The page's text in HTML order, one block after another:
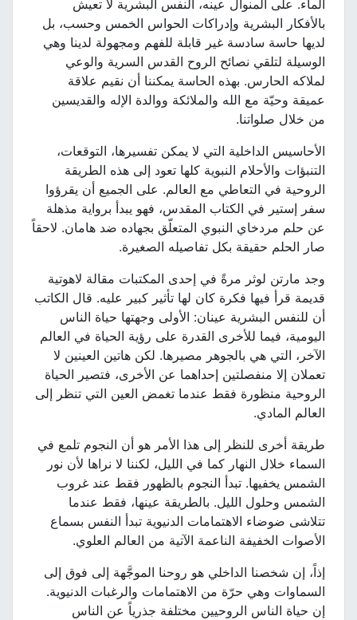
الماء. على المنوال عينه، النفس البشرية لا تعيش
بالأفكار البشرية وإدراكات الحواس الخمس وحسب، بل
لديها حاسة سادسة غير قابلة للفهم ومجهولة لدينا وهي
الوسيلة لتلقي نصائح الروح القدس السرية والوعي
لملاكه الحارس. بهذه الحاسة يمكننا أن نقيم علاقة
عميقة وحيّة مع الله والملائكة ووالدة الإله والقديسين
من خلال صلواتنا.
الأحاسيس الداخلية التي لا يمكن تفسيرها، التوقعات،
التنبؤات والأحلام النبوية كلها تعود إلى هذه الطريقة
الروحية في التعاطي مع العالم. على الجميع أن يقرؤوا
سفر إستير في الكتاب المقدس، فهو يبدأ برواية مذهلة
عن حلم مردخاي النبوي المتعلّق بجهاده ضد هامان. لاحقاً
صار الحلم حقيقة بكل تفاصيله الصغيرة.
وجد مارتن لوثر مرةً في إحدى المكتبات مقالة لاهوتية
قديمة قرأ فيها فكرة كان لها تأثير كبير عليه. قال الكاتب
أن للنفس البشرية عينان: الأولى وجهتها حياة الناس
اليومية، فيما للأخرى القدرة على رؤية الحياة في العالم
الآخر، التي هي بالجوهر مصيرها. لكن هاتين العينين لا
تعملان إلا منفصلتين إحداهما عن الأخرى، فتصير الحياة
الروحية منظورة فقط عندما تغمض العين التي تنظر إلى
العالم المادي.
طريقة أخرى للنظر إلى هذا الأمر هو أن النجوم تلمع في
السماء خلال النهار كما في الليل، لكننا لا نراها لأن نور
الشمس يخفيها. تبدأ النجوم بالظهور فقط عند غروب
الشمس وحلول الليل. بالطريقة عينها، فقط عندما
تتلاشى ضوضاء الاهتمامات الدنيوية تبدأ النفس بسماع
الأصوات الخفيفة الناعمة الآتية من العالم العلوي.
إذاً، إن شخصنا الداخلي هو روحنا الموجَّهة إلى فوق إلى
السماوات وهي حرّة من الاهتمامات والرغبات الدنيوية.
إن حياة الناس الروحيين مختلفة جذرياً عن الناس